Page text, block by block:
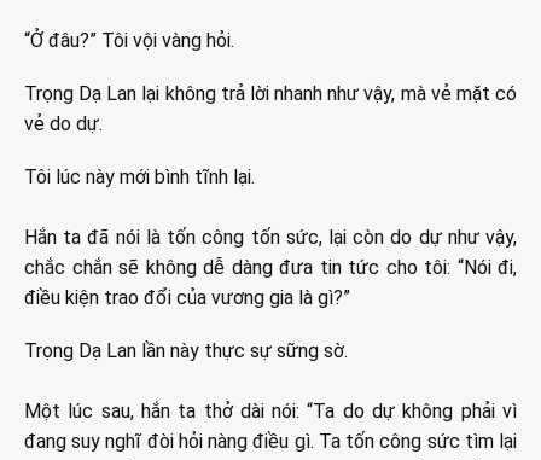
“Ở đâu?” Tôi vội vàng hỏi.
Trọng Dạ Lan lại không trả lời nhanh như vậy, mà vẻ mặt có
vẻ do dự.
Tôi lúc này mới bình tĩnh lại.
Hắn ta đã nói là tốn công tốn sức, lại còn do dự như vậy,
chắc chắn sẽ không dễ dàng đưa tin tức cho tôi: “Nói đi,
điều kiện trao đổi của vương gia là gì?”
Trọng Dạ Lan lần này thực sự sững sờ.
Một lúc sau, hắn ta thở dài nói: “Ta do dự không phải vì
đang suy nghĩ đòi hỏi nàng điều gì. Ta tốn công sức tìm lại